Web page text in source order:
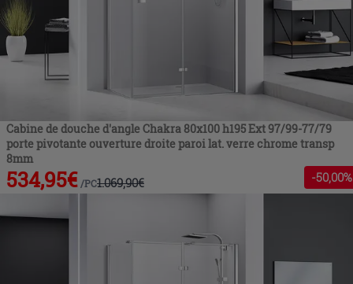
Cabine de douche d'angle Chakra 80x100 h195 Ext 97/99-77/79
porte pivotante ouverture droite paroi lat. verre chrome transp
8mm
534,95€ /PC1.069,90€ -50,00%